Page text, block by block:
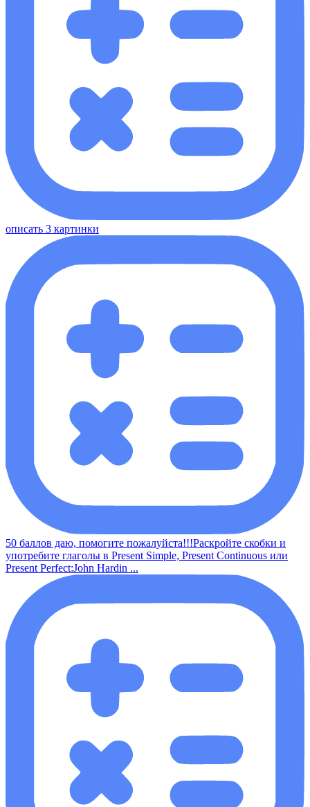
описать 3 картинки
50 баллов даю, помогите пожалуйста!!!Раскройте скобки и
употребите глаголы в Present Simple, Present Continuous или
Present Perfect:John Hardin ...